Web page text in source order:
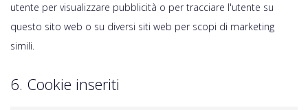
utente per visualizzare pubblicità o per tracciare l'utente su
questo sito web o su diversi siti web per scopi di marketing
simili.
6. Cookie inseriti